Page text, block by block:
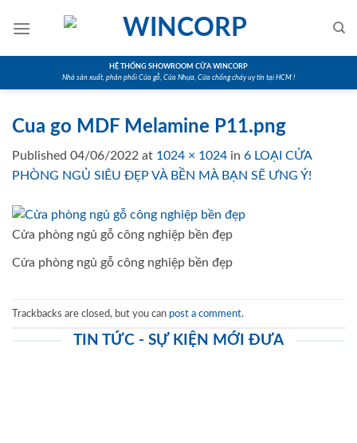
HỆ THỐNG SHOWROOM CỬA WINCORP
Nhà sản xuất, phân phối Cửa gỗ, Cửa Nhựa, Cửa chống cháy uy tín tại HCM !
Cua go MDF Melamine P11.png
Published 04/06/2022 at 1024 × 1024 in 6 LOẠI CỬA
PHÒNG NGỦ SIÊU ĐẸP VÀ BỀN MÀ BẠN SẼ ƯNG Ý!
Cửa phòng ngủ gỗ công nghiệp bền đẹp
Cửa phòng ngủ gỗ công nghiệp bền đẹp
Trackbacks are closed, but you can post a comment.
TIN TỨC - SỰ KIỆN MỚI ĐƯA